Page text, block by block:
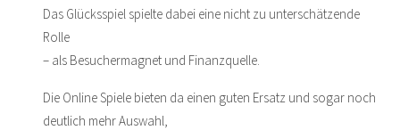
Das Glücksspiel spielte dabei eine nicht zu unterschätzende
Rolle
– als Besuchermagnet und Finanzquelle.
Die Online Spiele bieten da einen guten Ersatz und sogar noch
deutlich mehr Auswahl,